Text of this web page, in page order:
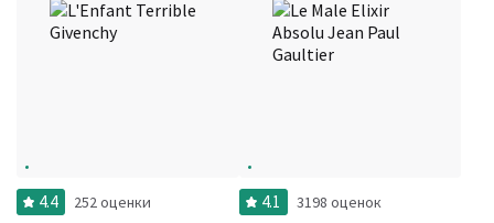
4.4 252 оценки 4.1 3198 оценок